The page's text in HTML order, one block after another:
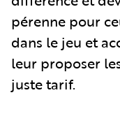
pérenne pour
dans le jeu et
leur proposer
juste tarif.